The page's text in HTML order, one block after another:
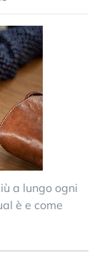
a lungo ogni
è e come